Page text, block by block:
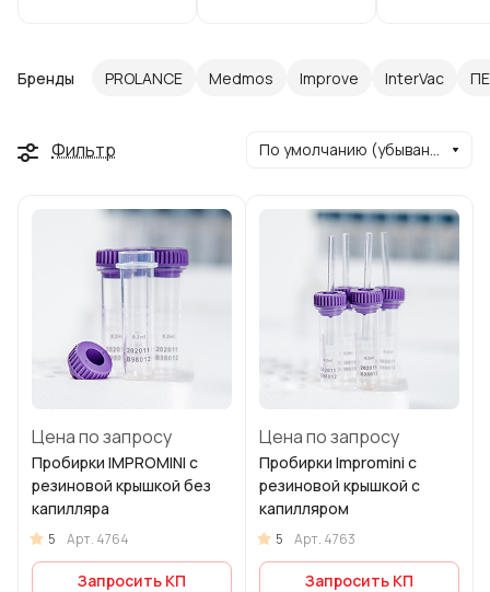
Бренды PROLANCE Medmos Improve InterVac
Фильтр По умолчанию (убывание)
Цена по запросу
Пробирки IMPROMINI с
резиновой крышкой без
капилляра
5 Арт. 4764
Запросить КП
Цена по запросу
Пробирки Impromini с
резиновой крышкой с
капилляром
5 Арт. 4763
Запросить КП